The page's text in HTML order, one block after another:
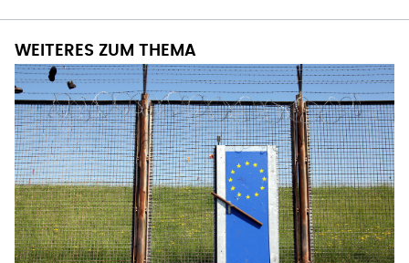
WEITERES ZUM THEMA